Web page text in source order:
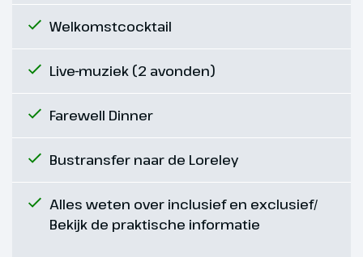
Dag 5
Rüdesheim - Keulen
Welkomstcocktail
Live-muziek (2 avonden)
Farewell Dinner
Bustransfer naar de Loreley
Alles weten over inclusief en exclusief/
Bekijk de praktische informatie